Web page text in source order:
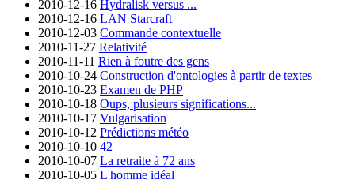
2010-12-16 Hydralisk versus ...
2010-12-16 LAN Starcraft
2010-12-03 Commande contextuelle
2010-11-27 Relativité
2010-11-11 Rien à foutre des gens
2010-10-24 Construction d'ontologies à partir de textes
2010-10-23 Examen de PHP
2010-10-18 Oups, plusieurs significations...
2010-10-17 Vulgarisation
2010-10-12 Prédictions météo
2010-10-10 42
2010-10-07 La retraite à 72 ans
2010-10-05 L'homme idéal